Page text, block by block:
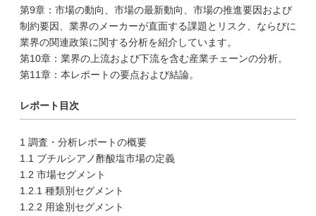
第9章：市場の動向、市場の最新動向、市場の推進要因および
制約要因、業界のメーカーが直面する課題とリスク、ならびに
業界の関連政策に関する分析を紹介しています。
第10章：業界の上流および下流を含む産業チェーンの分析。
第11章：本レポートの要点および結論。
レポート目次
1 調査・分析レポートの概要
1.1 ブチルシアノ酢酸塩市場の定義
1.2 市場セグメント
1.2.1 種類別セグメント
1.2.2 用途別セグメント